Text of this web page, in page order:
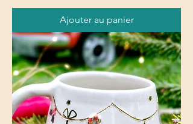
Ajouter au panier